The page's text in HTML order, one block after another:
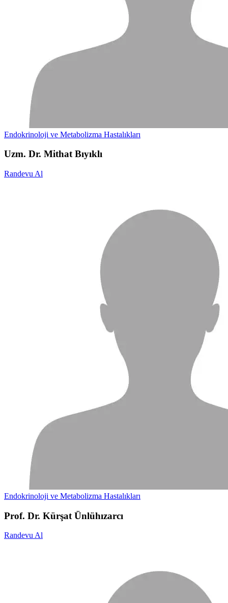
Endokrinoloji ve Metabolizma Hastalıkları
Uzm. Dr. Mithat Bıyıklı
Randevu Al
Endokrinoloji ve Metabolizma Hastalıkları
Prof. Dr. Kürşat Ünlühızarcı
Randevu Al